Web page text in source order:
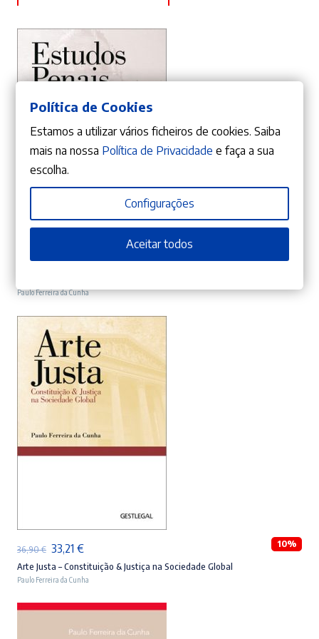
ADICIONAR
26,90€ O
original
era:
26,90 €.
24,21€O
atual
é:
24,21 €.
Paulo Ferreira da Cunha
36,90€ O
preço
original
era:
33,21 €O
preço
atual
é:
10%
Arte Justa – Constituição & Justiça na Sociedade Global
Paulo Ferreira da Cunha
Política de Cookies
Estamos a utilizar vários ficheiros de cookies. Saiba
mais na nossa Política de Privacidade e faça a sua
escolha.
Configurações
Aceitar todos